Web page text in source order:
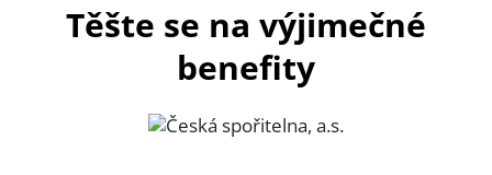
Těšte se na výjimečné
benefity